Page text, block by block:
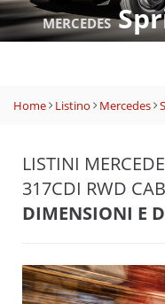
MERCEDES
Home Listino Mercedes
LISTINI
317CDI RWD
DIMENSIONI E